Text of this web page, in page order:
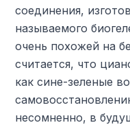
соединения,
называемого
очень похожей на
считается, что
как сине-зеленые
несомненно, в